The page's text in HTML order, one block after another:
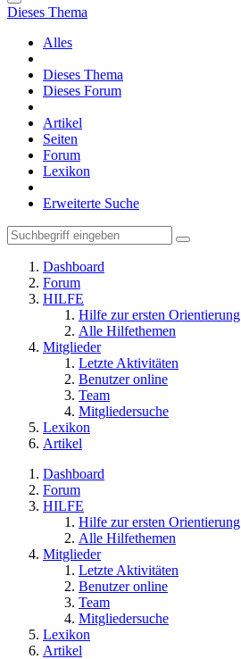
Dieses Thema
Alles
Dieses Thema
Dieses Forum
Artikel
Seiten
Forum
Lexikon
Erweiterte Suche
Dashboard
Forum
HILFE
Hilfe zur ersten Orientierung
Alle Hilfethemen
Mitglieder
Letzte Aktivitäten
Benutzer online
Team
Mitgliedersuche
Lexikon
Artikel
Dashboard
Forum
HILFE
Hilfe zur ersten Orientierung
Alle Hilfethemen
Mitglieder
Letzte Aktivitäten
Benutzer online
Team
Mitgliedersuche
Lexikon
Artikel